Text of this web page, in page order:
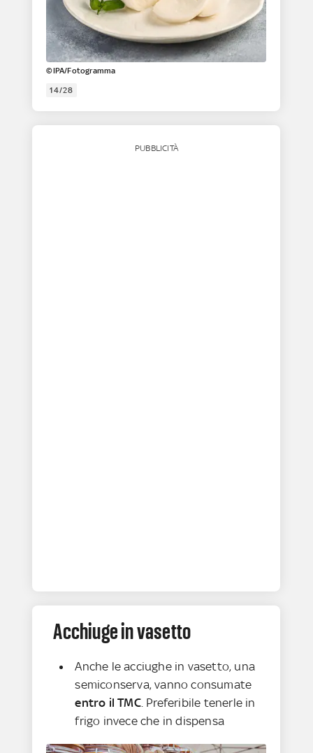
©IPA/Fotogramma
14/28
PUBBLICITÀ
Acchiuge in vasetto
Anche le acciughe in vasetto, una
semiconserva, vanno consumate
entro il TMC. Preferibile tenerle in
frigo invece che in dispensa